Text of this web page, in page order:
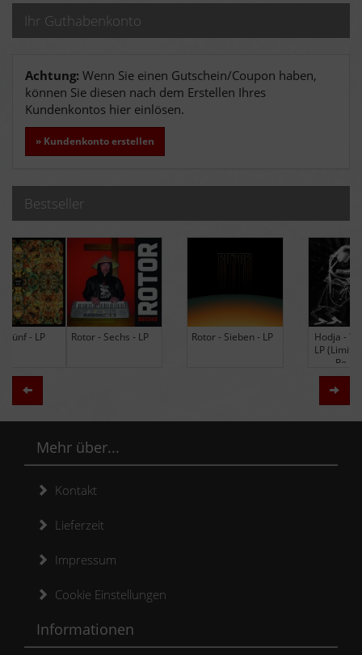
Ihr Guthabenkonto
Achtung: Wenn Sie einen Gutschein/Coupon haben,
können Sie diesen nach dem Erstellen Ihres
Kundenkontos hier einlösen.
» Kundenkonto erstellen
Bestseller
Rotor - Sechs - LP Rotor - Sieben - LP
Hodja - The Band -
LP (Limited Edition
Zurück
Mehr über...
Kontakt
Lieferzeit
Impressum
Cookie Einstellungen
Informationen